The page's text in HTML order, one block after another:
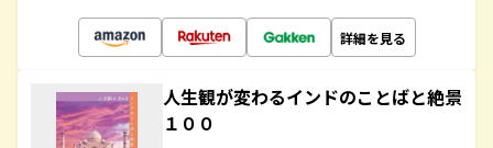
詳細を見る
人生観が変わるインドのことばと絶景
１００